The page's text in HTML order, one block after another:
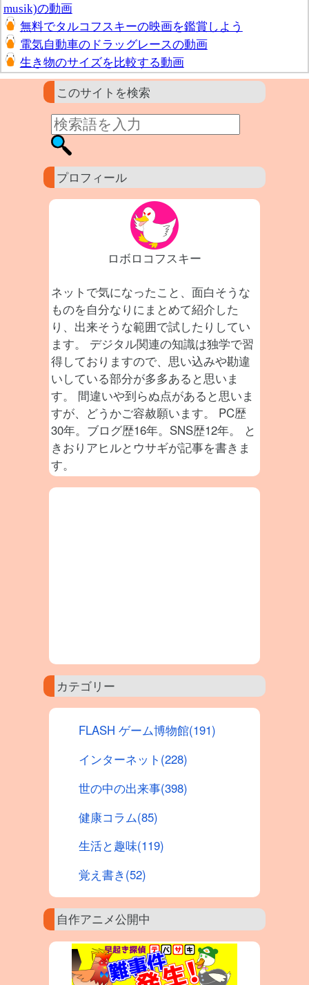
musik)の動画
無料でタルコフスキーの映画を鑑賞しよう
電気自動車のドラッグレースの動画
生き物のサイズを比較する動画
このサイトを検索
プロフィール
ロボロコフスキー
ネットで気になったこと、面白そうな
ものを自分なりにまとめて紹介した
り、出来そうな範囲で試したりしてい
ます。 デジタル関連の知識は独学で習
得しておりますので、思い込みや勘違
いしている部分が多多あると思いま
す。 間違いや到らぬ点があると思いま
すが、どうかご容赦願います。 PC歴
30年。ブログ歴16年。SNS歴12年。 と
きおりアヒルとウサギが記事を書きま
す。
カテゴリー
FLASH ゲーム博物館(191)
インターネット(228)
世の中の出来事(398)
健康コラム(85)
生活と趣味(119)
覚え書き(52)
自作アニメ公開中